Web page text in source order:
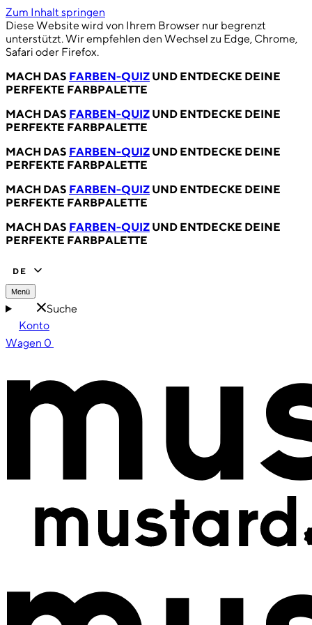
Zum Inhalt springen
Diese Website wird von Ihrem Browser nur begrenzt
unterstützt. Wir empfehlen den Wechsel zu Edge, Chrome,
Safari oder Firefox.
MACH DAS FARBEN-QUIZ UND ENTDECKE DEINE
PERFEKTE FARBPALETTE
MACH DAS FARBEN-QUIZ UND ENTDECKE DEINE
PERFEKTE FARBPALETTE
MACH DAS FARBEN-QUIZ UND ENTDECKE DEINE
PERFEKTE FARBPALETTE
MACH DAS FARBEN-QUIZ UND ENTDECKE DEINE
PERFEKTE FARBPALETTE
MACH DAS FARBEN-QUIZ UND ENTDECKE DEINE
PERFEKTE FARBPALETTE
DE
Menü
Suche
Konto
Wagen 0